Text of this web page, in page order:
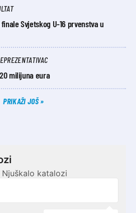
Svjetskog U-16 prvenstva u
milijuna eura
PRIKAŽI JOŠ